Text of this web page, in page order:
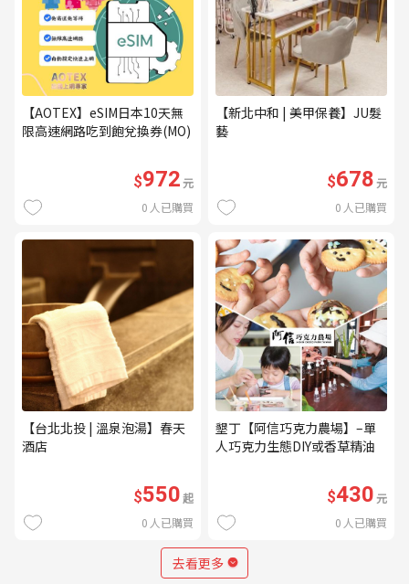
【AOTEX】eSIM日本10天無
限高速網路吃到飽兌換券(MO)
$972元
0 人已購買
【新北中和 | 美甲保養】JU髮
藝
$678元
0 人已購買
【台北北投 | 溫泉泡湯】春天
酒店
$550起
0 人已購買
墾丁【阿信巧克力農場】–單
人巧克力生態DIY或香草精油
$430元
0 人已購買
去看更多